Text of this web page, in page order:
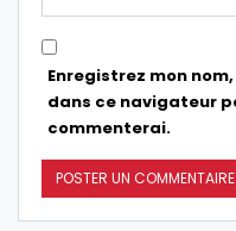
Enregistrez mon
dans ce navigateur
commenterai.